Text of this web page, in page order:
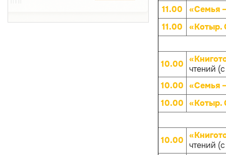
11.00
«Семья
11.00
«Котыр.
10.00 чтений
10.00 «Семья
10.00 «Котыр.
10.00 чтений